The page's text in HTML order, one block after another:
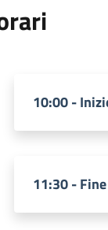
10:00 -
11:30 -